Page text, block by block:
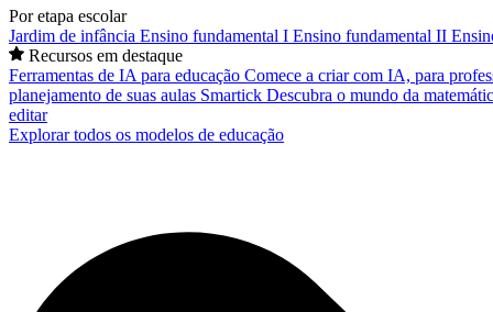
Por etapa escolar
Jardim de infância Ensino fundamental I Ensino fundamental II
Recursos em destaque
Ferramentas de IA para educação Comece a criar com IA, para
planejamento de suas aulas Smartick Descubra o mundo da
editar
Explorar todos os modelos de educação